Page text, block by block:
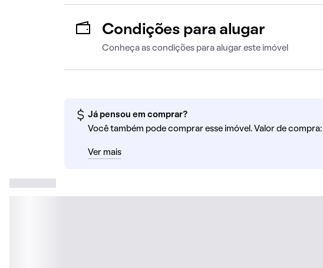
Condições para alugar
Conheça as condições para alugar este imóvel
Já pensou em comprar?
Você também pode comprar esse imóvel. Valor de compra:
Ver mais